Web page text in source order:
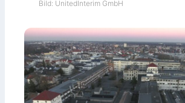
Bild: UnitedInterim GmbH